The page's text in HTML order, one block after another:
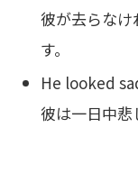
彼が去らな
す。
He looked
彼は一日中悲